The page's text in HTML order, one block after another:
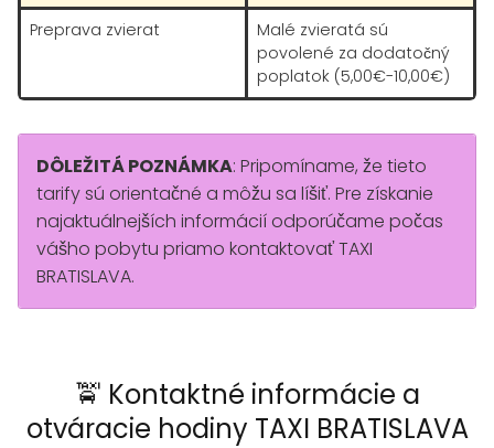
Preprava zvierat
Malé zvieratá sú
povolené za dodatočný
poplatok (5,00€-10,00€)
DÔLEŽITÁ POZNÁMKA: Pripomíname, že tieto
tarify sú orientačné a môžu sa líšiť. Pre získanie
najaktuálnejších informácií odporúčame počas
vášho pobytu priamo kontaktovať TAXI
BRATISLAVA.
🚖 Kontaktné informácie a
otváracie hodiny TAXI BRATISLAVA